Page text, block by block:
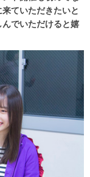
ていただきたいと
でいただけると嬉